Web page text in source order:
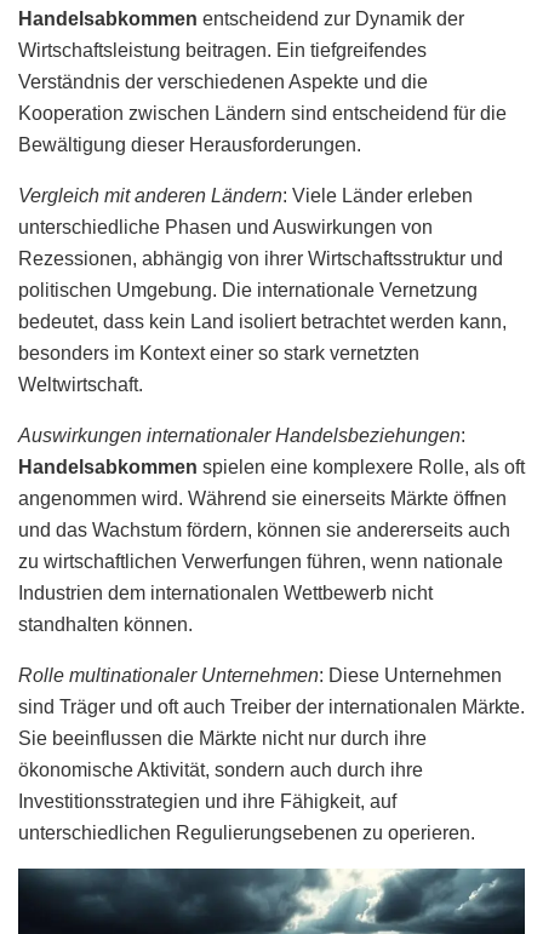
Handelsabkommen entscheidend zur Dynamik der
Wirtschaftsleistung beitragen. Ein tiefgreifendes
Verständnis der verschiedenen Aspekte und die
Kooperation zwischen Ländern sind entscheidend für die
Bewältigung dieser Herausforderungen.
Vergleich mit anderen Ländern: Viele Länder erleben
unterschiedliche Phasen und Auswirkungen von
Rezessionen, abhängig von ihrer Wirtschaftsstruktur und
politischen Umgebung. Die internationale Vernetzung
bedeutet, dass kein Land isoliert betrachtet werden kann,
besonders im Kontext einer so stark vernetzten
Weltwirtschaft.
Auswirkungen internationaler Handelsbeziehungen:
Handelsabkommen spielen eine komplexere Rolle, als oft
angenommen wird. Während sie einerseits Märkte öffnen
und das Wachstum fördern, können sie andererseits auch
zu wirtschaftlichen Verwerfungen führen, wenn nationale
Industrien dem internationalen Wettbewerb nicht
standhalten können.
Rolle multinationaler Unternehmen: Diese Unternehmen
sind Träger und oft auch Treiber der internationalen Märkte.
Sie beeinflussen die Märkte nicht nur durch ihre
ökonomische Aktivität, sondern auch durch ihre
Investitionsstrategien und ihre Fähigkeit, auf
unterschiedlichen Regulierungsebenen zu operieren.